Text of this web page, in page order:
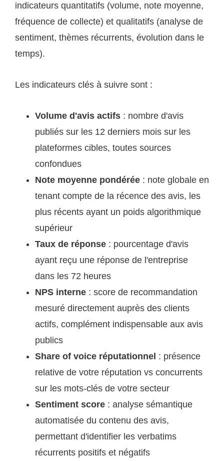
indicateurs quantitatifs (volume, note moyenne,
fréquence de collecte) et qualitatifs (analyse de
sentiment, thèmes récurrents, évolution dans le
temps).
Les indicateurs clés à suivre sont :
Volume d'avis actifs : nombre d'avis
publiés sur les 12 derniers mois sur les
plateformes cibles, toutes sources
confondues
Note moyenne pondérée : note globale en
tenant compte de la récence des avis, les
plus récents ayant un poids algorithmique
supérieur
Taux de réponse : pourcentage d'avis
ayant reçu une réponse de l'entreprise
dans les 72 heures
NPS interne : score de recommandation
mesuré directement auprès des clients
actifs, complément indispensable aux avis
publics
Share of voice réputationnel : présence
relative de votre réputation vs concurrents
sur les mots-clés de votre secteur
Sentiment score : analyse sémantique
automatisée du contenu des avis,
permettant d'identifier les verbatims
récurrents positifs et négatifs